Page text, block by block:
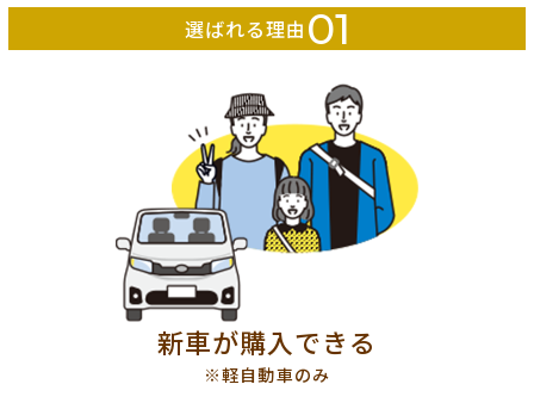
選ばれる理由 01
新車が購入できる
※軽自動車のみ